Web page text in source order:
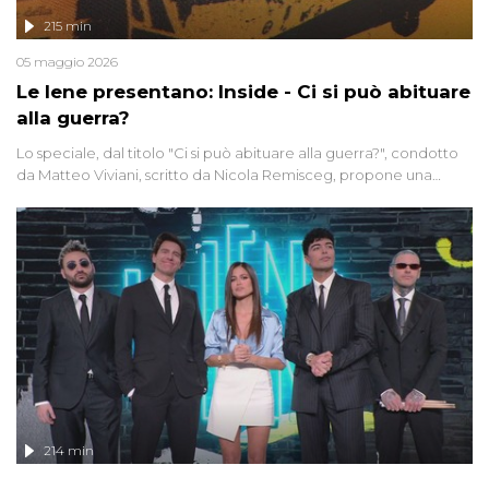
Le Iene presentano: Inside - Ci si può abituare
alla guerra?
215 min
05 maggio 2026
Lo speciale, dal titolo "Ci si può abituare alla guerra?", condotto
da Matteo Viviani, scritto da Nicola Remisceg, propone una
di settore - su quanto la guerra sia diventata una realtà pervasiva.
Anche se l'Italia non è direttamente coinvolta in conflitti armati, il
contesto globale rende impossibile considerarla un fenomeno
lontano.
214 min